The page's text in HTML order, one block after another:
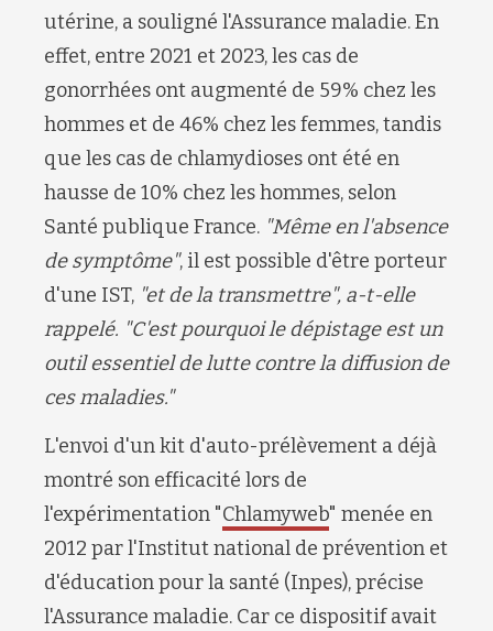
utérine, a souligné l'Assurance maladie. En
effet, entre 2021 et 2023, les cas de
gonorrhées ont augmenté de 59% chez les
hommes et de 46% chez les femmes, tandis
que les cas de chlamydioses ont été en
hausse de 10% chez les hommes, selon
Santé publique France. "Même en l'absence
de symptôme", il est possible d'être porteur
d'une IST, "et de la transmettre", a-t-elle
rappelé. "C'est pourquoi le dépistage est un
outil essentiel de lutte contre la diffusion de
ces maladies."
L'envoi d'un kit d'auto-prélèvement a déjà
montré son efficacité lors de
l'expérimentation "Chlamyweb" menée en
2012 par l'Institut national de prévention et
d'éducation pour la santé (Inpes), précise
l'Assurance maladie. Car ce dispositif avait